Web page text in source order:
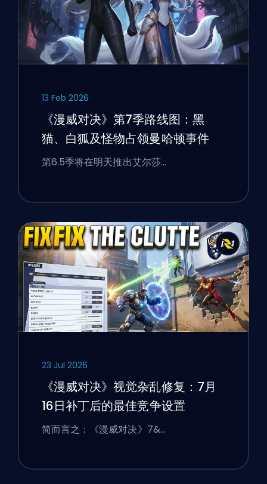
13 Feb 2026
《漫威对决》第7季路线图：黑
猫、白狐及怪物占领曼哈顿事件
第6.5季将在明天推出艾尔莎…
23 Jul 2026
《漫威对决》视觉杂乱修复：7月
16日补丁后的最佳竞争设置
简而言之：《漫威对决》7&…